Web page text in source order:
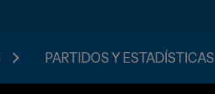
PARTIDOS Y ESTADÍSTICAS